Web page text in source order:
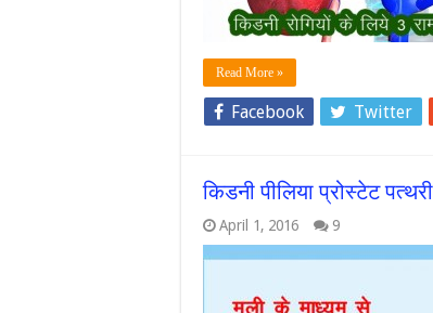
Read More »
Facebook Twitter
किडनी पीलिया प्रोस्टेट
April 1, 2016 9